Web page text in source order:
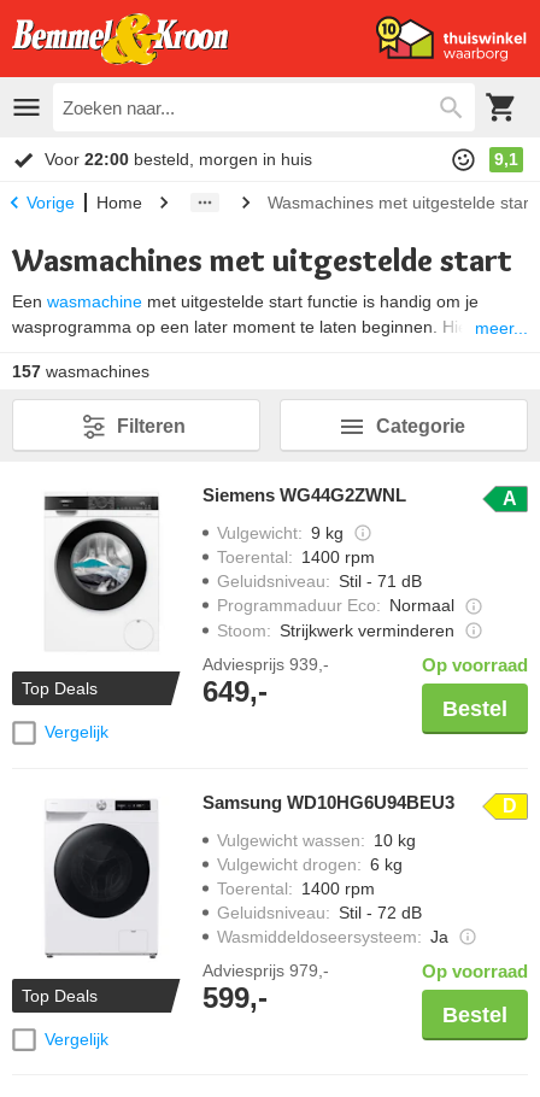
Voor 22:00 besteld, morgen in huis 9,1
Vorige Home Wasmachines met uitgestelde start
Wasmachines met uitgestelde start
Een wasmachine met uitgestelde start functie is handig om je
wasprogramma op een later moment te laten beginnen. Hiervoor
de start van het programma wordt uitgesteld. Zo profiteren je
bijvoorbeeld van een laag energietarief, of je was laten draaien als
je niet thuis bent. Maar
is ook ideaal om het
wasprogramma te starten als je op je werk bent. Dan is je was klaar
de droger kunt stoppen.
meer...
157 wasmachines
Categorie
Filteren
Top Deals
Vergelijk
Siemens WG44G2ZWNL A
Vulgewicht: 9 kg
Toerental: 1400 rpm
Geluidsniveau: Stil - 71 dB
Programmaduur Eco: Normaal
Stoom: Strijkwerk verminderen
Adviesprijs 939,-
649,-
Op voorraad
Bestel
Top Deals
Vergelijk
Samsung WD10HG6U94BEU3 D
Vulgewicht wassen: 10 kg
Vulgewicht drogen: 6 kg
Toerental: 1400 rpm
Geluidsniveau: Stil - 72 dB
Wasmiddeldoseersysteem: Ja
Adviesprijs 979,-
599,-
Op voorraad
Bestel